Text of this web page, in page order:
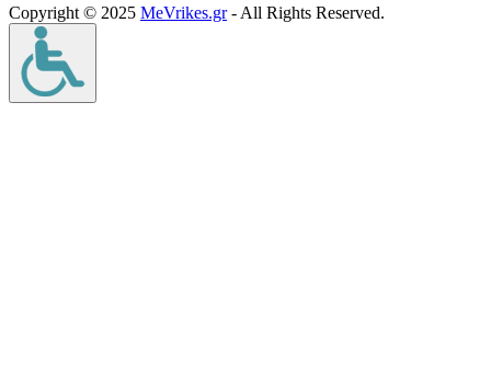
Copyright © 2025 MeVrikes.gr- All Rights Reserved.